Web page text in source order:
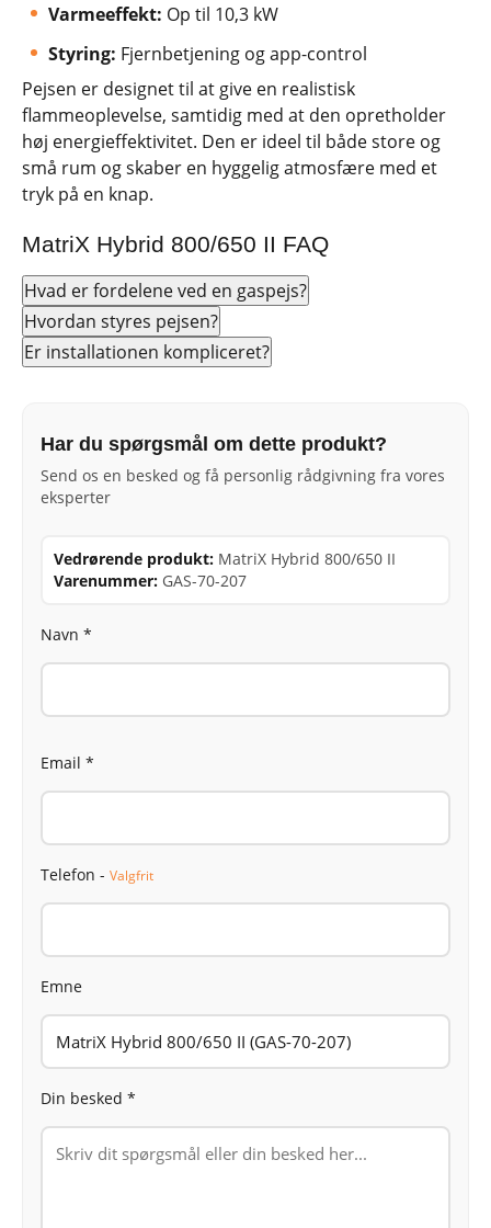
Varmeeffekt: Op til 10,3 kW
Styring: Fjernbetjening og app-control
Pejsen er designet til at give en realistisk
flammeoplevelse, samtidig med at den opretholder
høj energieffektivitet. Den er ideel til både store og
små rum og skaber en hyggelig atmosfære med et
tryk på en knap.
MatriX Hybrid 800/650 II FAQ
Hvad er fordelene ved en gaspejs?
Hvordan styres pejsen?
Er installationen kompliceret?
Har du spørgsmål om dette produkt?
Send os en besked og få personlig rådgivning fra vores
eksperter
Vedrørende produkt: MatriX Hybrid 800/650 II
Varenummer: GAS-70-207
Navn *
Email *
Telefon - Valgfrit
Emne
Din besked *